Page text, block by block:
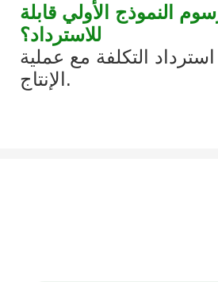
النموذج الأولي قابلة
للاسترداد؟
التكلفة مع عملية
الإنتاج.